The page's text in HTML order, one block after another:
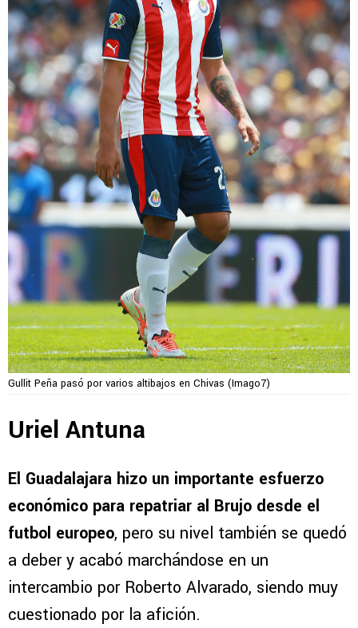
Gullit Peña pasó por varios altibajos en Chivas (Imago7)
Uriel Antuna
El Guadalajara hizo un importante esfuerzo
económico para repatriar al Brujo desde el
futbol europeo, pero su nivel también se quedó
a deber y acabó marchándose en un
intercambio por Roberto Alvarado, siendo muy
cuestionado por la afición.